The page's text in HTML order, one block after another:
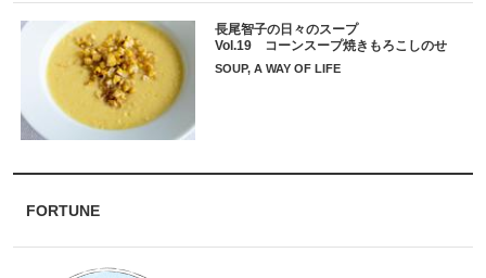
長尾智子の日々のスープ
Vol.19 コーンスープ焼きもろこしのせ
SOUP, A WAY OF LIFE
FORTUNE